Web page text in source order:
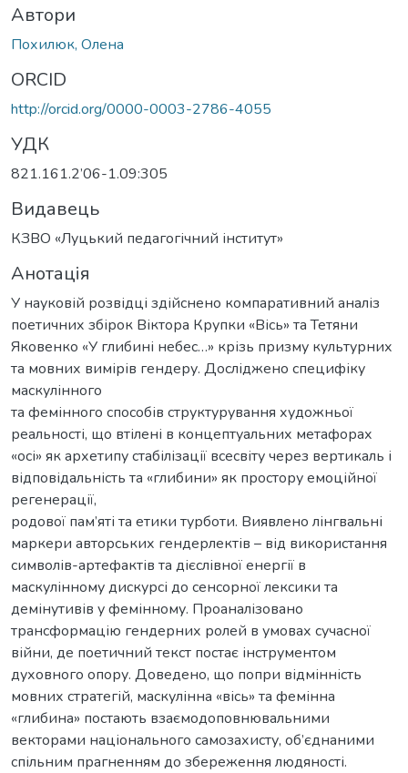
Автори
Похилюк, Олена
ORCID
http://orcid.org/0000-0003-2786-4055
УДК
821.161.2’06-1.09:305
Видавець
КЗВО «Луцький педагогічний інститут»
Анотація
У науковій розвідці здійснено компаративний аналіз
поетичних збірок Віктора Крупки «Вісь» та Тетяни
Яковенко «У глибині небес…» крізь призму культурних
та мовних вимірів гендеру. Досліджено специфіку
маскулінного
та фемінного способів структурування художньої
реальності, що втілені в концептуальних метафорах
«осі» як архетипу стабілізації всесвіту через вертикаль і
відповідальність та «глибини» як простору емоційної
регенерації,
родової пам’яті та етики турботи. Виявлено лінгвальні
маркери авторських гендерлектів – від використання
символів-артефактів та дієслівної енергії в
маскулінному дискурсі до сенсорної лексики та
демінутивів у фемінному. Проаналізовано
трансформацію гендерних ролей в умовах сучасної
війни, де поетичний текст постає інструментом
духовного опору. Доведено, що попри відмінність
мовних стратегій, маскулінна «вісь» та фемінна
«глибина» постають взаємодоповнювальними
векторами національного самозахисту, об’єднаними
спільним прагненням до збереження людяності.